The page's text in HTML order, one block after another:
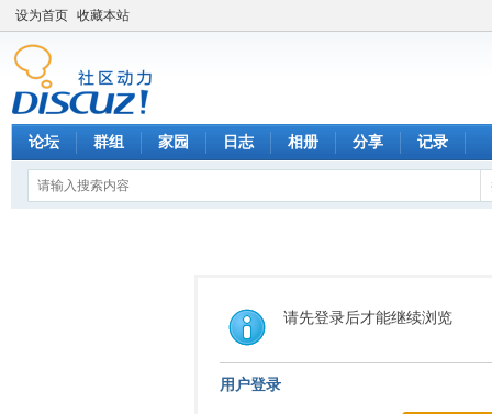
设为首页 收藏本站
论坛 群组 家园 日志 相册 分享 记录
请先登录后才能继续浏览
用户登录